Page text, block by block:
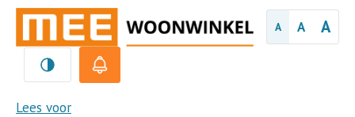
A A A
Lees voor
MEE